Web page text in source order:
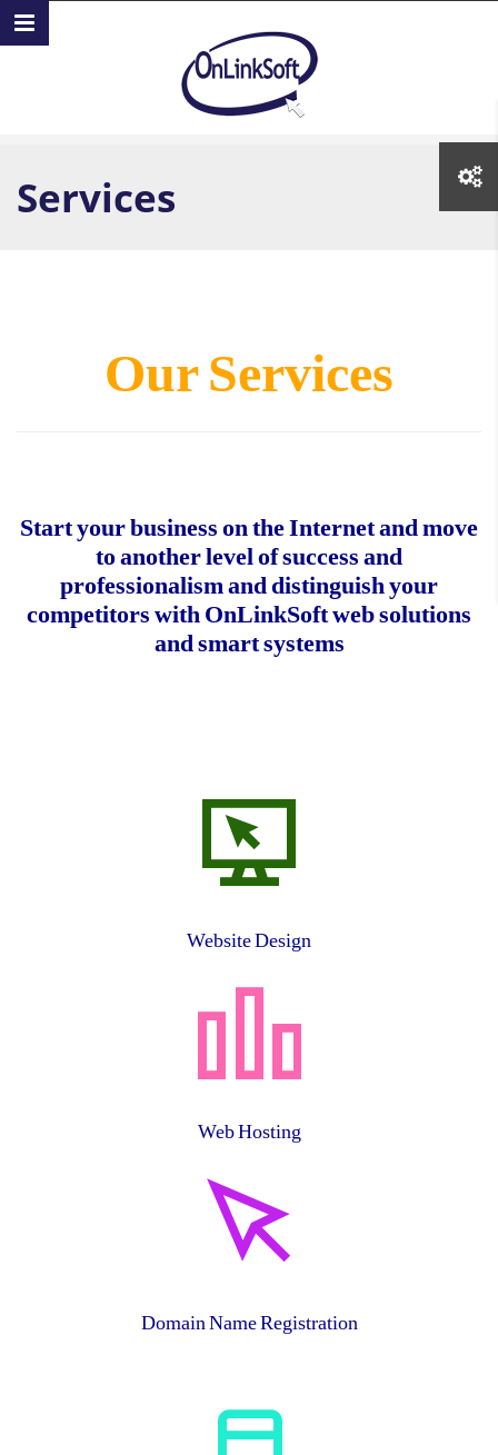
Skip to main content
Services
Our Services
Start your business on the Internet and move
to another level of success and
professionalism and distinguish your
competitors with OnLinkSoft web solutions
and smart systems
Website Design
Web Hosting
Domain Name Registration